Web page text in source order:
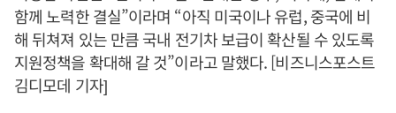
함께 노력한 결실”이라며 “아직 미국이나 유럽, 중국에 비
해 뒤쳐져 있는 만큼 국내 전기차 보급이 확산될 수 있도록
지원정책을 확대해 갈 것”이라고 말했다. [비즈니스포스트
김디모데 기자]